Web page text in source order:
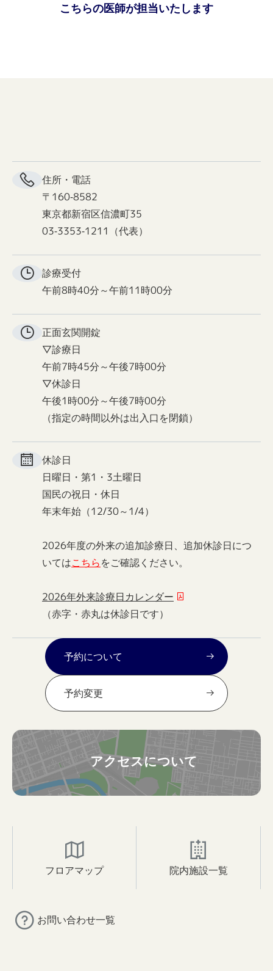
こちらの医師が担当いたします
住所・電話
〒160-8582
東京都新宿区信濃町35
03-3353-1211（代表）
診療受付
午前8時40分～午前11時00分
正面玄関開錠
▽診療日
午前7時45分～午後7時00分
▽休診日
午後1時00分～午後7時00分
（指定の時間以外は出入口を閉鎖）
休診日
日曜日・第1・3土曜日
国民の祝日・休日
年末年始（12/30～1/4）
2026年度の外来の追加診療日、追加休診日につ
いてはこちらをご確認ください。
2026年外来診療日カレンダー
（赤字・赤丸は休診日です）
予約について
予約変更
アクセスについて
フロアマップ 院内施設一覧
お問い合わせ一覧